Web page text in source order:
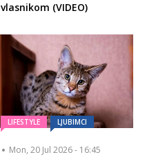
vlasnikom (VIDEO)
LIFESTYLE LJUBIMCI
Mon, 20 Jul 2026 - 16:45